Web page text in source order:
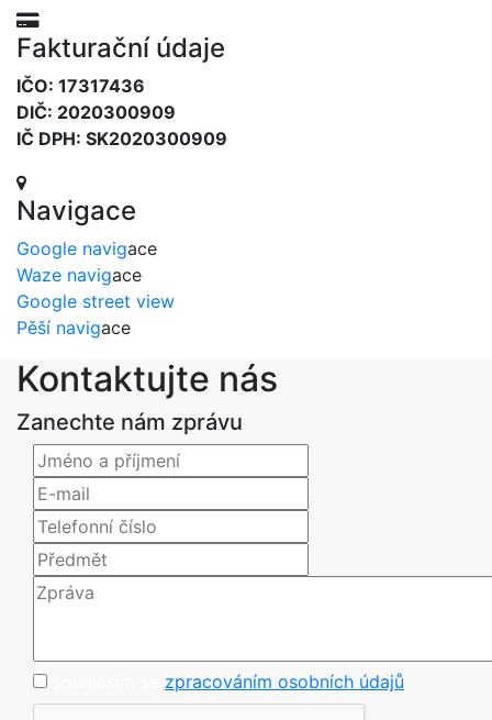
Fakturační údaje
IČO: 17317436
DIČ: 2020300909
IČ DPH: SK2020300909
Navigace
Google navigace
Waze navigace
Google street view
Pěší navigace
Kontaktujte nás
Zanechte nám zprávu
zpracováním osobních údajů